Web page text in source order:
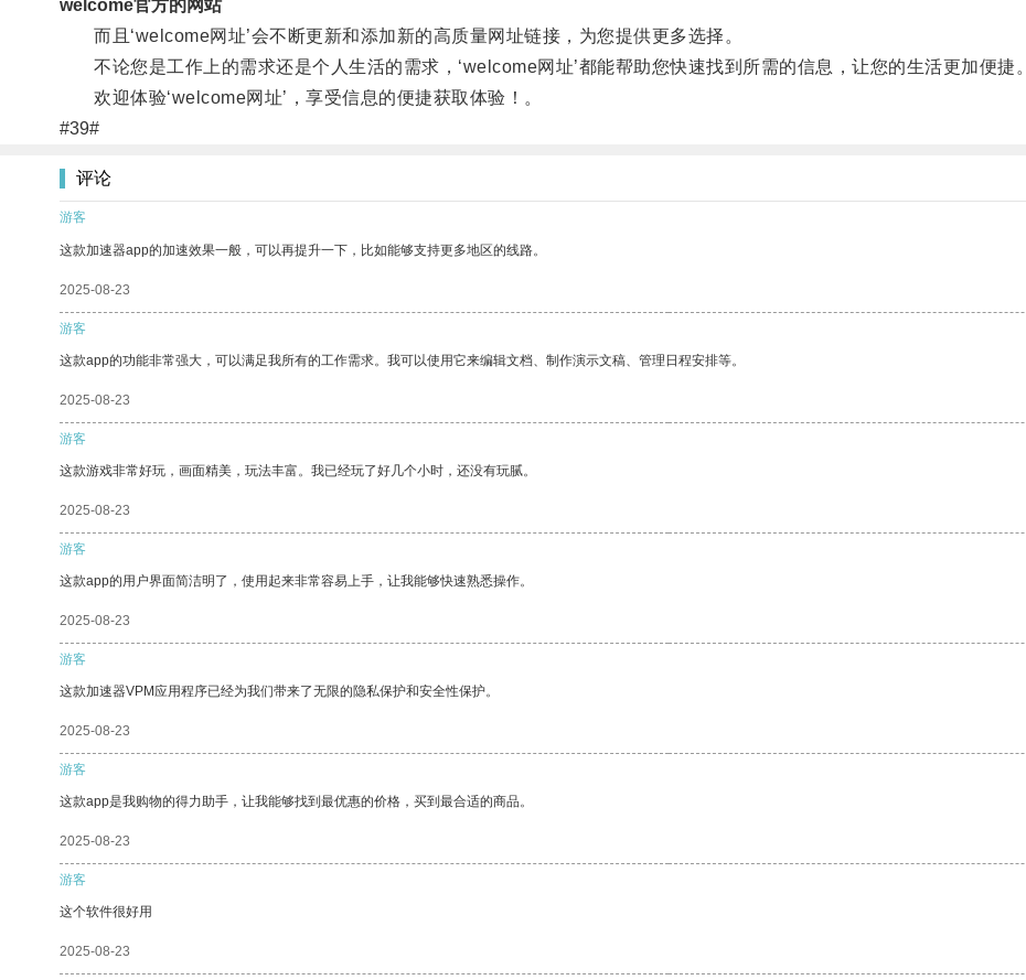
welcome官方的网站
而且‘welcome网址’会不断更新和添加新的高质量网址链接，为您提供更多选择。
不论您是工作上的需求还是个人生活的需求，‘welcome网址’都能帮助您快速找到所需的信息，让您的生活更加便捷。
欢迎体验‘welcome网址’，享受信息的便捷获取体验！。
#39#
评论
游客
这款加速器app的加速效果一般，可以再提升一下，比如能够支持更多地区的线路。
2025-08-23
游客
这款app的功能非常强大，可以满足我所有的工作需求。我可以使用它来编辑文档、制作演示文稿、管理日程安排等。
2025-08-23
游客
这款游戏非常好玩，画面精美，玩法丰富。我已经玩了好几个小时，还没有玩腻。
2025-08-23
游客
这款app的用户界面简洁明了，使用起来非常容易上手，让我能够快速熟悉操作。
2025-08-23
游客
这款加速器VPM应用程序已经为我们带来了无限的隐私保护和安全性保护。
2025-08-23
游客
这款app是我购物的得力助手，让我能够找到最优惠的价格，买到最合适的商品。
2025-08-23
游客
这个软件很好用
2025-08-23